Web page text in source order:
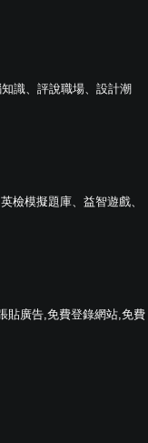
識、評說職場、設計潮
檢模擬題庫、益智遊戲、
貼廣告,免費登錄網站,免費